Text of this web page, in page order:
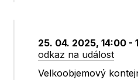
25. 04. 2025, 14:00 -
odkaz na událost
Velkoobjemový